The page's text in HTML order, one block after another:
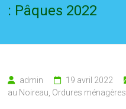
: Pâques 2022
admin 19 avril 2022
au Noireau Ordures ménagères